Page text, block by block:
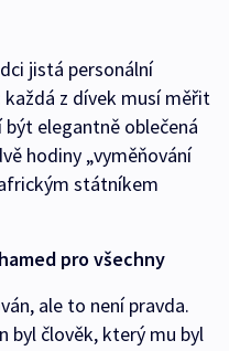
jistá personální
z dívek musí měřit
elegantně oblečená
hodiny „vyměňování
státníkem
pro všechny
ale to není pravda.
byl člověk, který mu byl